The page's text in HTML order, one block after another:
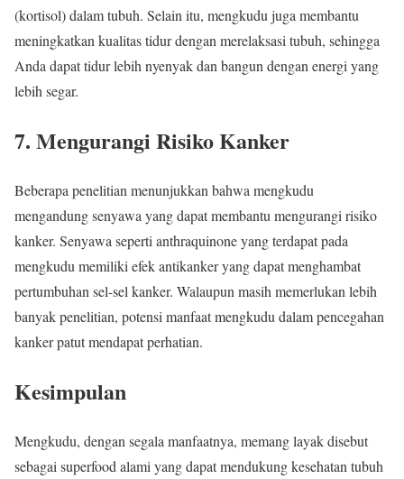
(kortisol) dalam tubuh. Selain itu, mengkudu juga membantu
meningkatkan kualitas tidur dengan merelaksasi tubuh, sehingga
Anda dapat tidur lebih nyenyak dan bangun dengan energi yang
lebih segar.
7. Mengurangi Risiko Kanker
Beberapa penelitian menunjukkan bahwa mengkudu
mengandung senyawa yang dapat membantu mengurangi risiko
kanker. Senyawa seperti anthraquinone yang terdapat pada
mengkudu memiliki efek antikanker yang dapat menghambat
pertumbuhan sel-sel kanker. Walaupun masih memerlukan lebih
banyak penelitian, potensi manfaat mengkudu dalam pencegahan
kanker patut mendapat perhatian.
Kesimpulan
Mengkudu, dengan segala manfaatnya, memang layak disebut
sebagai superfood alami yang dapat mendukung kesehatan tubuh